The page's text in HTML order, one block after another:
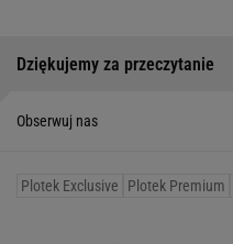
Dziękujemy za przeczytanie
Obserwuj nas
Plotek Exclusive Plotek Premium